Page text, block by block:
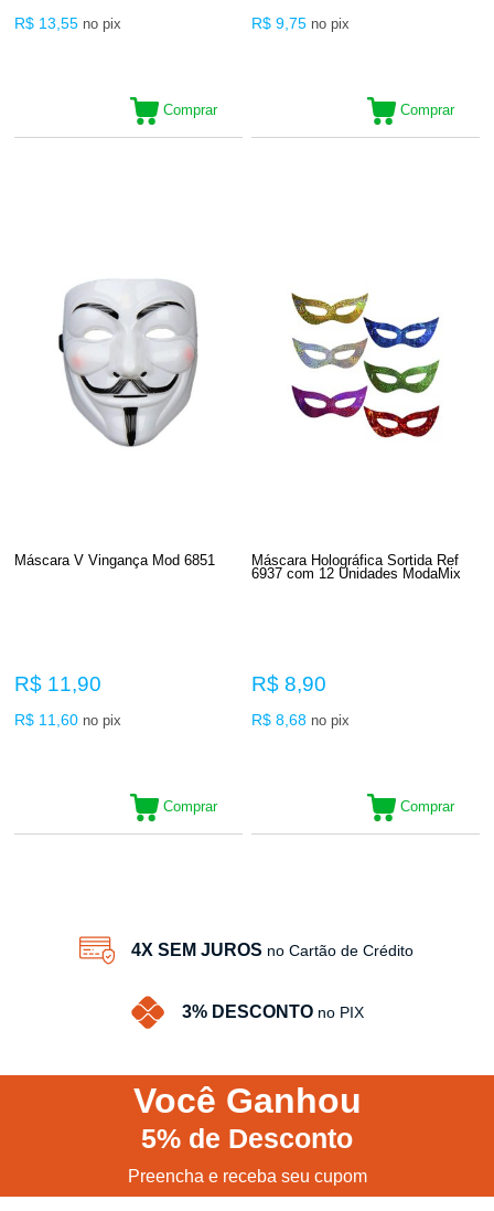
R$ 13,55 no pix
Comprar
R$ 9,75 no pix
Comprar
Máscara V Vingança Mod 6851
R$ 11,90
R$ 11,60 no pix
Comprar
Máscara Holográfica Sortida Ref
6937 com 12 Unidades ModaMix
R$ 8,90
R$ 8,68 no pix
Comprar
4X SEM JUROS no Cartão de Crédito
3% DESCONTO no PIX
Você Ganhou
5% de Desconto
Preencha e receba seu cupom